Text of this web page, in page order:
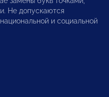
Не допускаются
и социальной